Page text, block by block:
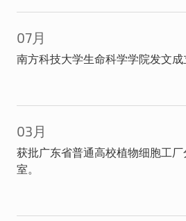
07月
南方科技大学生命科学学院发文成
03月
获批广东省普通高校植物细胞工
室。